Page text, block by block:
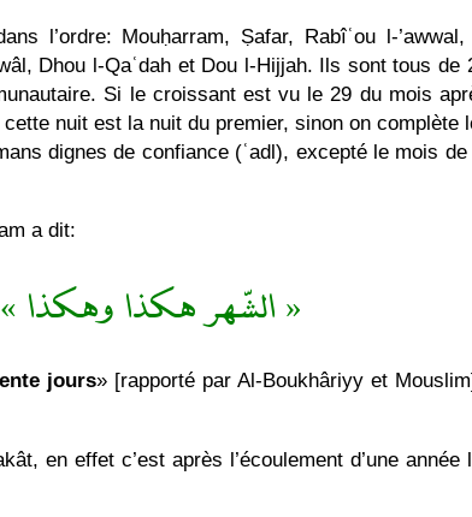
l’ordre: Mouḥarram, Ṣafar, Rabîʿou l-’awwal,
Dhou l-Qaʿdah et Dou l-Hijjah. Ils sont tous
Si le croissant est vu le 29 du mois
nuit est la nuit du premier, sinon on
dignes de confiance (ʿadl), excepté le mois de
a dit:
« الشّهر هكذا وهكذا »
jours» [rapporté par Al-Boukhâriyy et
en effet c’est après l’écoulement d’une